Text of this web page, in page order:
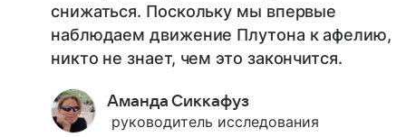
снижаться. Поскольку мы впервые
наблюдаем движение Плутона к афелию,
никто не знает, чем это закончится.
Аманда Сиккафуз
руководитель исследования